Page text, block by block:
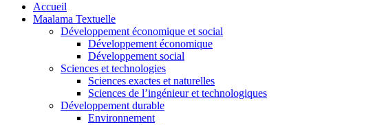
Accueil
Maalama Textuelle
Développement économique et social
Développement économique
Développement social
Sciences et technologies
Sciences exactes et naturelles
Sciences de l’ingénieur et technologiques
Développement durable
Environnement